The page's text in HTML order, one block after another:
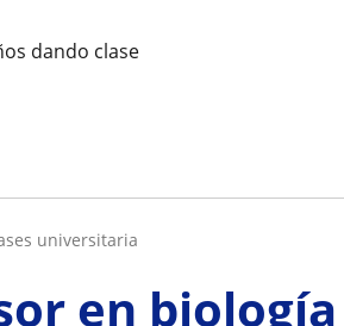
dando clase
universitaria
en